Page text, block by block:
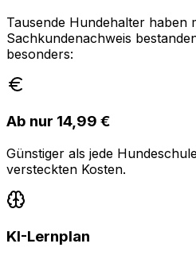
Tausende Hundehalter haben
Sachkundenachweis
besonders:
Ab nur 14,99 €
Günstiger als jede
versteckten Kosten.
KI-Lernplan